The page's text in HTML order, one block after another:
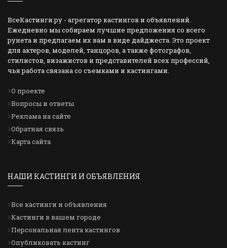
ВсеКастинги.ру - агрегатор кастингов и объявлений.
Ежедневно мы собираем лучшие предложения со всего
рунета и предлагаем их вам в виде дайджеста. Это проект
для актеров, моделей, танцоров, а также фотографов,
стилистов, визажистов и представителей всех профессий,
чья работа связана со съемками и кастингами.
О проекте
Вопросы и ответы
Реклама на сайте
Обратная связь
Карта сайта
НАШИ КАСТИНГИ И ОБЪЯВЛЕНИЯ
Все кастинги и объявления
Кастинги в вашем городе
Персональная лента кастингов
Опубликовать кастинг